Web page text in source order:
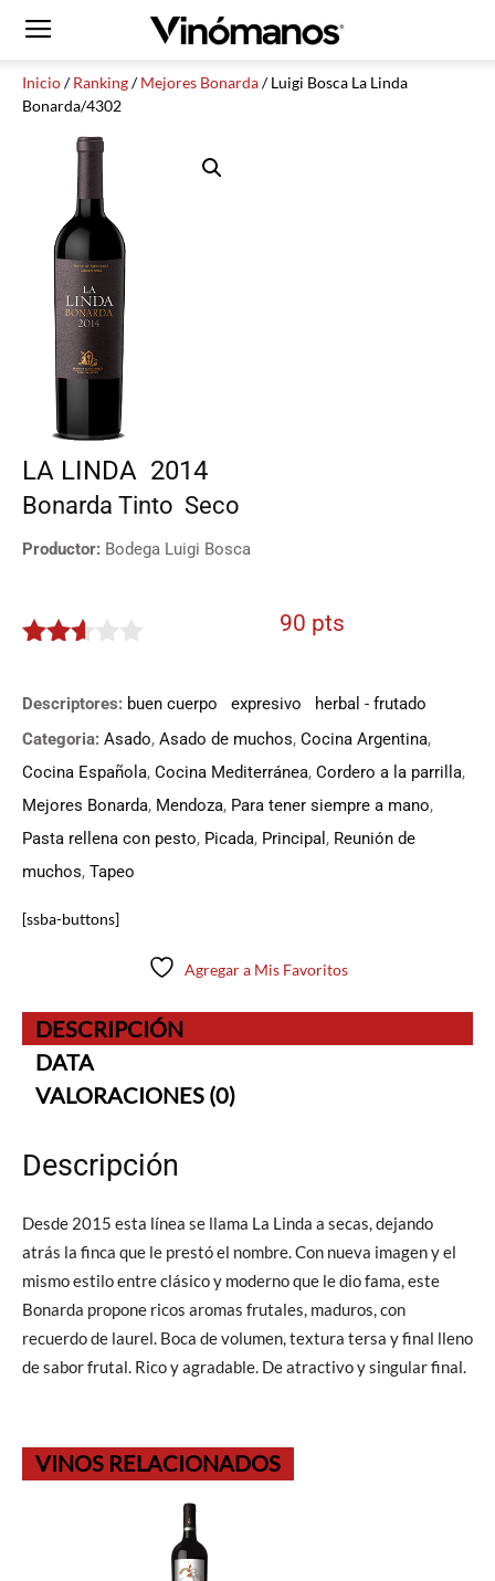
Inicio/Ranking/Mejores Bonarda/ Luigi Bosca La Linda
Bonarda/4302
LA LINDA 2014
Bonarda Tinto Seco
Productor: Bodega Luigi Bosca
90 pts
Descriptores: buen cuerpo expresivo
herbal - frutado
Categoria: Asado, Asado de muchos, Cocina Argentina,
Cocina Española, Cocina Mediterránea, Cordero a la parrilla,
Mejores Bonarda, Mendoza, Para tener siempre a mano,
Pasta rellena con pesto, Picada, Principal , Reunión de
muchos, Tapeo
[ssba-buttons]
Agregar a Mis Favoritos
DESCRIPCIÓN
DATA
VALORACIONES (0)
Descripción
Desde 2015 esta línea se llama La Linda a secas, dejando
atrás la finca que le prestó el nombre. Con nueva imagen y el
mismo estilo entre clásico y moderno que le dio fama, este
Bonarda propone ricos aromas frutales, maduros, con
recuerdo de laurel. Boca de volumen, textura tersa y final lleno
de sabor frutal. Rico y agradable. De atractivo y singular final.
VINOS RELACIONADOS